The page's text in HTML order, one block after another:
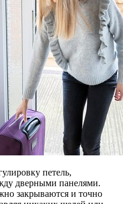
петель,
дверными панелями.
закрываются и точно